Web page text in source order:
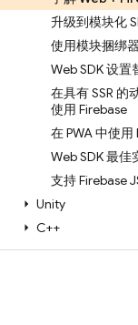
升级到模块化
使用模块捆绑器
Web SDK 设置
在具有 SSR 的
使用 Firebase
在 PWA 中使用
Web SDK 最佳
支持 Firebase
Unity
C++